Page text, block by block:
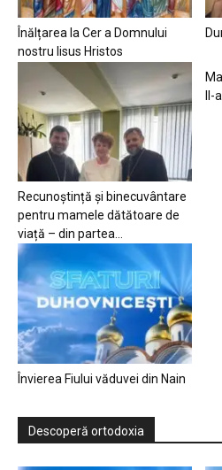
Înălțarea la Cer a Domnului
nostru Iisus Hristos
Recunoștință și binecuvântare
pentru mamele dătătoare de
viață – din partea...
Învierea Fiului văduvei din Nain
Descoperă ortodoxia